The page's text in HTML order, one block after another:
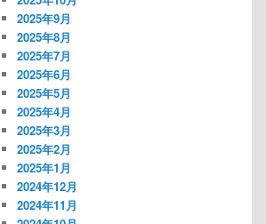
2025年9月
2025年8月
2025年7月
2025年6月
2025年5月
2025年4月
2025年3月
2025年2月
2025年1月
2024年12月
2024年11月